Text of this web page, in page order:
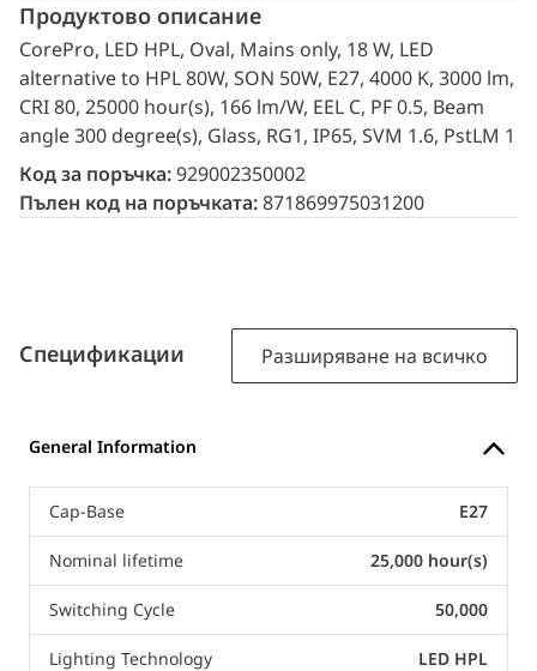
Продуктово описание
CorePro, LED HPL, Oval, Mains only, 18 W, LED
alternative to HPL 80W, SON 50W, E27, 4000 K, 3000 lm,
CRI 80, 25000 hour(s), 166 lm/W, EEL C, PF 0.5, Beam
angle 300 degree(s), Glass, RG1, IP65, SVM 1.6, PstLM 1
Код за поръчка:929002350002
Пълен код на поръчката:871869975031200
Спецификации Разширяване на всичко
General Information
Cap-Base E27
Nominal lifetime 25,000 hour(s)
Switching Cycle 50,000
Lighting Technology LED HPL